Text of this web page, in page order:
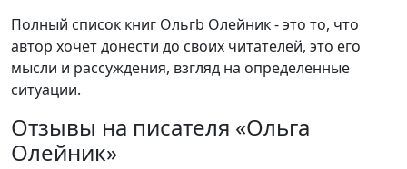
Полный список книг Ольгb Олейник - это то, что
автор хочет донести до своих читателей, это его
мысли и рассуждения, взгляд на определенные
ситуации.
Отзывы на писателя «Ольга
Олейник»